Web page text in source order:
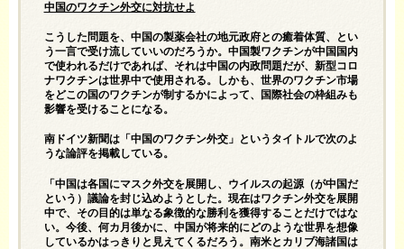
中国のワクチン外交に対抗せよ
こうした問題を、中国の製薬会社の地元政府との癒着体質、とい
う一言で受け流していいのだろうか。中国製ワクチンが中国国内
で使われるだけであれば、それは中国の内政問題だが、新型コロ
ナワクチンは世界中で使用される。しかも、世界のワクチン市場
をどこの国のワクチンが制するかによって、国際社会の枠組みも
影響を受けることになる。
南ドイツ新聞は「中国のワクチン外交」というタイトルで次のよ
うな論評を掲載している。
「中国は各国にマスク外交を展開し、ウイルスの起源（が中国だ
という）議論を封じ込めようとした。現在はワクチン外交を展開
中で、その目的は単なる象徴的な勝利を獲得することだけではな
い。今後、何カ月後かに、中国が将来的にどのような世界を想像
しているかはっきりと見えてくるだろう。南米とカリブ海諸国は